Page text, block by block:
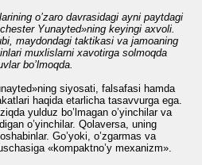
o’zaro davrasidagi ayni paytdagi
Yunayted»ning keyingi axvoli.
maydondagi taktikasi va jamoaning
muxlislarni xavotirga solmoqda
bo’lmoqda.
siyosati, falsafasi hamda
haqida etarlicha tasavvurga ega.
yulduz bo’lmagan o’yinchilar va
o’yinchilar. Qolaversa, uning
Go’yoki, o’zgarmas va
«kompaktno’y mexanizm».